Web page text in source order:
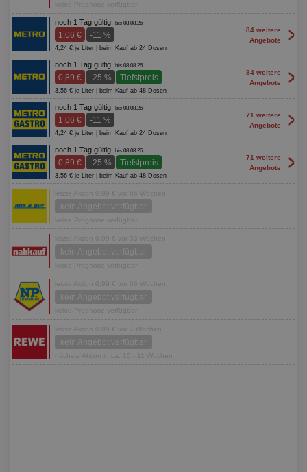
keine Prognose verfügbar
noch 1 Tag gültig, bis 08.08.26
1,06 € -11 %
4,24 € je Liter | beim Kauf ab 24 Dosen
84 weitere
Angebote
>
noch 1 Tag gültig, bis 08.08.26
0,89 € -25 % Tiefstpreis
3,56 € je Liter | beim Kauf ab 48 Dosen
84 weitere
Angebote
>
noch 1 Tag gültig, bis 08.08.26
1,06 € -11 %
4,24 € je Liter | beim Kauf ab 24 Dosen
71 weitere
Angebote
>
noch 1 Tag gültig, bis 08.08.26
0,89 € -25 % Tiefstpreis
3,56 € je Liter | beim Kauf ab 48 Dosen
71 weitere
Angebote
>
letzte Aktion 0,99 € vor 66 Wochen
kein Angebot verfügbar
keine Prognose verfügbar
letzte Aktion 0,99 € vor 33 Wochen
kein Angebot verfügbar
keine Prognose verfügbar
letzte Aktion 0,99 € vor 66 Wochen
kein Angebot verfügbar
keine Prognose verfügbar
letzte Aktion 0,99 € vor 7 Wochen
kein Angebot verfügbar
nächste Aktion in ca. 10 - 11 Wochen